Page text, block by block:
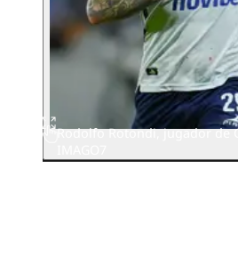
Rodolfo Rotondi, jugador de